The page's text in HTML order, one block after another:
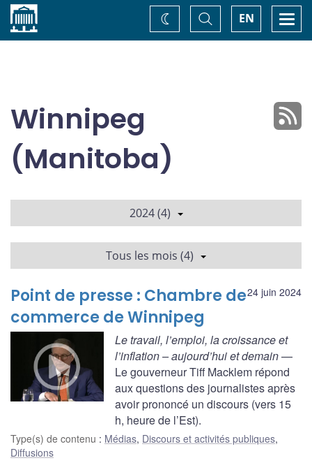
Accueil EN
Basculer
la
recherche
Changez
de
Winnipeg
(Manitoba)
2024 (4)
Tous les mois (4)
24 juin 2024
Point de presse : Chambre de
commerce de Winnipeg
Le travail, l’emploi, la croissance et
l’inflation – aujourd’hui et demain—
Le gouverneur Tiff Macklem répond
aux questions des journalistes après
avoir prononcé un discours (vers 15
h, heure de l’Est).
Type(s) de contenu : Médias, Discours et activités publiques,
Diffusions